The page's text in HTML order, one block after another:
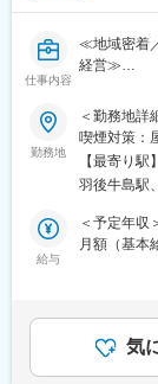
それぞれ2
す。
販売推進担
務を行って
■配属先に
配属先と
60代と様々
■当社の特
宅等に関
等に関わ
備等に関わ
仕事内容
≪地域密着
経営≫
・橋梁補
・年間休日
・創業100
建設資材の
修などの
■職務内容：
・資材手配
・現場の品
勤務地
＜勤務地詳
喫煙対策：
【最寄り駅】
羽後牛島駅
給与
＜予定年収
月額（基本
は経験・
（10月）■
収例>年収
気